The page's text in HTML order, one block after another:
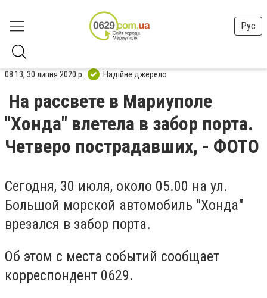
Рус
08:13, 30 липня 2020 р. Надійне джерело
На рассвете в Мариуполе
"Хонда" влетела в забор порта.
Четверо пострадавших, - ФОТО
Сегодня, 30 июля, около 05.00 на ул.
Большой морской автомобиль "Хонда"
врезался в забор порта.
Об этом с места событий сообщает
корреспондент 0629.